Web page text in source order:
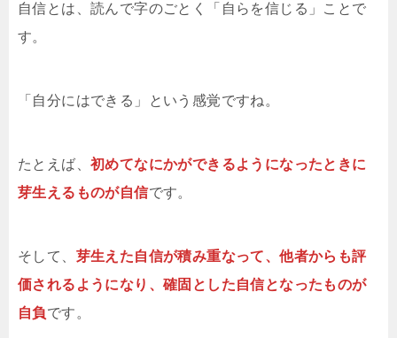
自信とは、読んで字のごとく「自らを信じる」ことで
す。
「自分にはできる」という感覚ですね。
たとえば、 初めてなにかができるようになったときに
芽生えるものが自信です。
そして、 芽生えた自信が積み重なって、他者からも評
価されるようになり、確固とした自信となったものが
自負です。